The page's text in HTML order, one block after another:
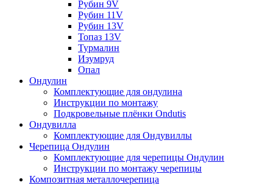
Рубин 9V
Рубин 11V
Рубин 13V
Топаз 13V
Турмалин
Изумруд
Опал
Ондулин
Комплектующие для ондулина
Инструкции по монтажу
Подкровельные плёнки Ondutis
Ондувилла
Комплектующие для Ондувиллы
Черепица Ондулин
Комплектующие для черепицы Ондулин
Инструкции по монтажу черепицы
Композитная металлочерепица